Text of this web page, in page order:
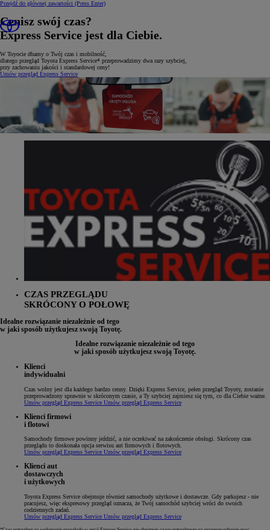
Przejdź do głównej zawartości (Press Enter)
Cenisz swój czas?
Express Service jest dla Ciebie.
W Toyocie dbamy o Twój czas i mobilność,
dlatego przegląd Toyota Express Service* przeprowadzimy dwa razy szybciej,
przy zachowaniu jakości i standardowej ceny!
Umów przegląd Express Service
CZAS PRZEGLĄDU
SKRÓCONY O POŁOWĘ
Idealne rozwiązanie niezależnie od tego
w jaki sposób użytkujesz swoją Toyotę.
Idealne rozwiązanie niezależnie od tego
w jaki sposób użytkujesz swoją Toyotę.
Klienci
indywidualni
Czas wolny jest dla każdego bardzo cenny. Dzięki Express Service, pełen przegląd Toyoty, zostanie
przeprowadzony sprawnie w skróconym czasie, a Ty szybciej zajmiesz się tym, co dla Ciebie ważne.
Umów przegląd Express Service Umów przegląd Express Service
Klienci firmowi
i flotowi
Samochody firmowe powinny jeździć, a nie oczekiwać na zakończenie obsługi. Skrócony czas
przeglądu to doskonała opcja serwisu aut firmowych i flotowych.
Umów przegląd Express Service Umów przegląd Express Service
Klienci aut
dostawczych
i użytkowych
Toyota Express Service obejmuje również samochody użytkowe i dostawcze. Gdy parkujesz - nie
pracujesz, więc ekspresowy przegląd oznacza, że Twój samochód szybciej wróci do swoich
codziennych zadań.
Umów przegląd Express Service Umów przegląd Express Service